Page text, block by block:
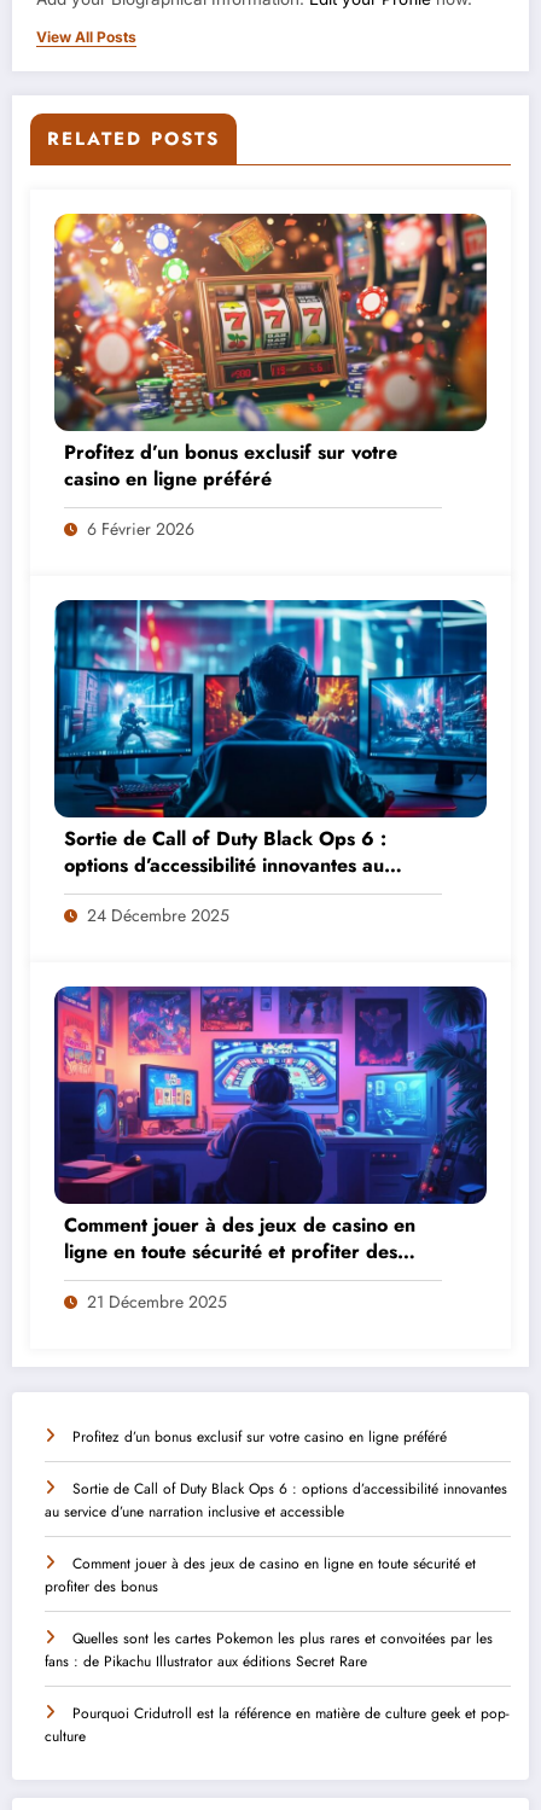
View All Posts
RELATED POSTS
Profitez d’un bonus exclusif sur votre
casino en ligne préféré
6 Février 2026
Sortie de Call of Duty Black Ops 6 :
options d’accessibilité innovantes au
service d’une narration inclusive et
accessible
24 Décembre 2025
Comment jouer à des jeux de casino en
ligne en toute sécurité et profiter des
bonus
21 Décembre 2025
Profitez d’un bonus exclusif sur votre casino en ligne préféré
Sortie de Call of Duty Black Ops 6 : options d’accessibilité innovantes
au service d’une narration inclusive et accessible
Comment jouer à des jeux de casino en ligne en toute sécurité et
profiter des bonus
Quelles sont les cartes Pokemon les plus rares et convoitées par les
fans : de Pikachu Illustrator aux éditions Secret Rare
Pourquoi Cridutroll est la référence en matière de culture geek et pop-
culture